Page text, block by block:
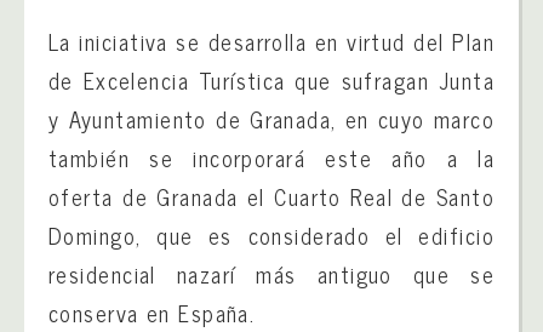
La iniciativa se desarrolla en virtud del Plan
de Excelencia Turística que sufragan Junta
y Ayuntamiento de Granada, en cuyo marco
también se incorporará este año a la
oferta de Granada el Cuarto Real de Santo
Domingo, que es considerado el edificio
residencial nazarí más antiguo que se
conserva en España.